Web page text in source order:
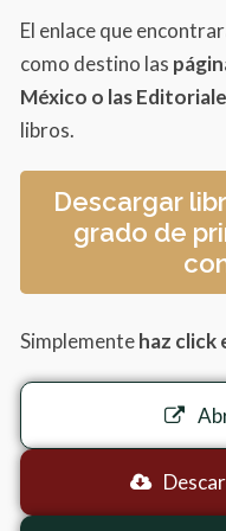
Marcano
Ibarbourou
Julio
Víctor
Gilberto
El enlace que
como destino las
México o las
libros.
Descargar
grado de
Simplementehaz click